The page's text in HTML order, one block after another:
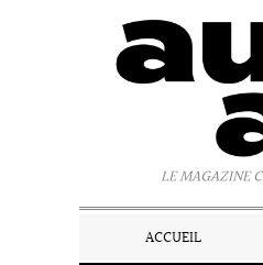
LE MAGAZINE
ACCUEIL
Panneau de gestion des cookies